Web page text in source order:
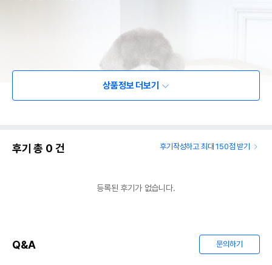
상품정보 더보기
후기 총 0 건 후기작성하고 최대 150점 받기
등록된 후기가 없습니다.
Q&A 문의하기